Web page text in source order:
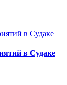
в Судаке